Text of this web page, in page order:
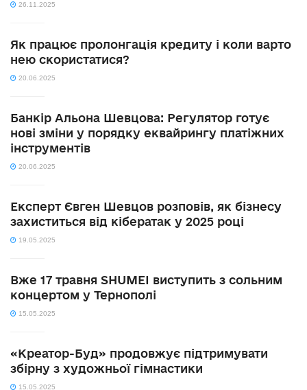
26.11.2025
Як працює пролонгація кредиту і коли варто
нею скористатися?
20.06.2025
Банкір Альона Шевцова: Регулятор готує
нові зміни у порядку еквайрингу платіжних
інструментів
20.06.2025
Експерт Євген Шевцов розповів, як бізнесу
захиститься від кібератак у 2025 році
19.05.2025
Вже 17 травня SHUMEI виступить з сольним
концертом у Тернополі
15.05.2025
«Креатор-Буд» продовжує підтримувати
збірну з художньої гімнастики
15.05.2025